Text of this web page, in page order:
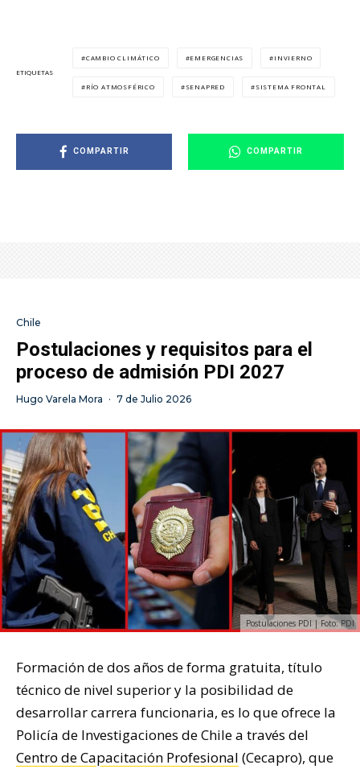
ETIQUETAS
CAMBIO CLIMÁTICO EMERGENCIAS INVIERNO
RÍO ATMOSFÉRICO SENAPRED SISTEMA FRONTAL
COMPARTIR COMPARTIR
Chile
Postulaciones y requisitos para el
proceso de admisión PDI 2027
Hugo Varela Mora · 7 de Julio 2026
Postulaciones PDI | Foto: PDI
Formación de dos años de forma gratuita, título
técnico de nivel superior y la posibilidad de
desarrollar carrera funcionaria, es lo que ofrece la
Policía de Investigaciones de Chile a través del
Centro de Capacitación Profesional (Cecapro), que